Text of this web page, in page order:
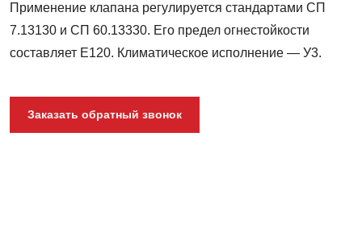
Применение клапана регулируется стандартами СП
7.13130 и СП 60.13330. Его предел огнестойкости
составляет E120. Климатическое исполнение — У3.
Заказать обратный звонок